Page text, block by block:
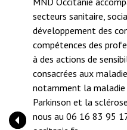
social dans le
terrain grâce
formation
la maladie de
Contactez
Pour
toutes les
Occitanie,
parcours de
Sclérose En
les